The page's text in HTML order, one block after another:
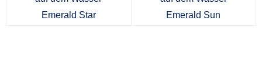
Emerald Star Emerald Sun